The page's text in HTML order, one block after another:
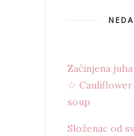
Začinjena
☆ Cauliflower
soup
Složenac od